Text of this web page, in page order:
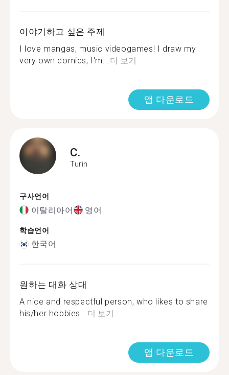
이야기하고 싶은 주제
I love mangas, music videogames! I draw my
very own comics, I'm...더 보기
앱 다운로드
C.
Turin
구사언어
이탈리아어 영어
학습언어
한국어
원하는 대화 상대
A nice and respectful person, who likes to share
his/her hobbies...더 보기
앱 다운로드